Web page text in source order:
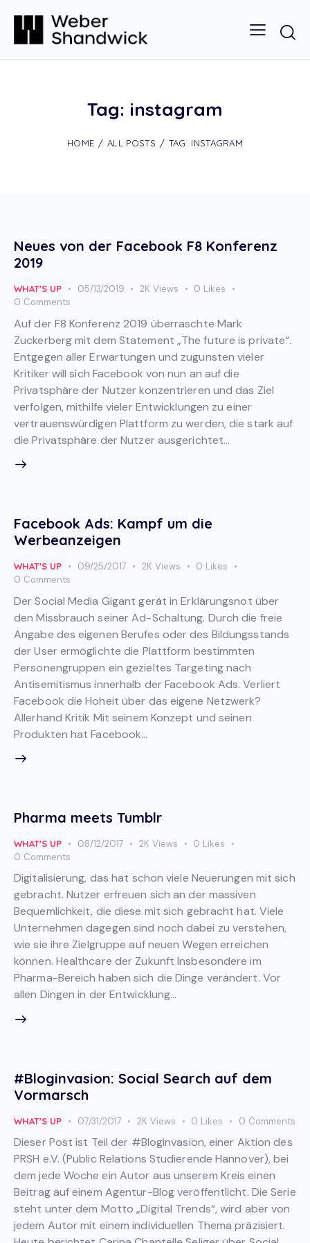
Tag: instagram
HOME ALL POSTS TAG: INSTAGRAM
Neues von der Facebook F8 Konferenz
2019
WHAT'S UP 05/13/2019 2K Views 0 Likes
0 Comments
Auf der F8 Konferenz 2019 überraschte Mark
Zuckerberg mit dem Statement „The future is private“.
Entgegen aller Erwartungen und zugunsten vieler
Kritiker will sich Facebook von nun an auf die
Privatsphäre der Nutzer konzentrieren und das Ziel
verfolgen, mithilfe vieler Entwicklungen zu einer
vertrauenswürdigen Plattform zu werden, die stark auf
die Privatsphäre der Nutzer ausgerichtet…
Facebook Ads: Kampf um die
Werbeanzeigen
WHAT'S UP 09/25/2017 2K Views 0 Likes
0 Comments
Der Social Media Gigant gerät in Erklärungsnot über
den Missbrauch seiner Ad-Schaltung. Durch die freie
Angabe des eigenen Berufes oder des Bildungsstands
der User ermöglichte die Plattform bestimmten
Personengruppen ein gezieltes Targeting nach
Antisemitismus innerhalb der Facebook Ads. Verliert
Facebook die Hoheit über das eigene Netzwerk?
Allerhand Kritik Mit seinem Konzept und seinen
Produkten hat Facebook…
Pharma meets Tumblr
WHAT'S UP 08/12/2017 2K Views 0 Likes
0 Comments
Digitalisierung, das hat schon viele Neuerungen mit sich
gebracht. Nutzer erfreuen sich an der massiven
Bequemlichkeit, die diese mit sich gebracht hat. Viele
Unternehmen dagegen sind noch dabei zu verstehen,
wie sie ihre Zielgruppe auf neuen Wegen erreichen
können. Healthcare der Zukunft Insbesondere im
Pharma-Bereich haben sich die Dinge verändert. Vor
allen Dingen in der Entwicklung…
#Bloginvasion: Social Search auf dem
Vormarsch
WHAT'S UP 07/31/2017 2K Views 0 Likes 0 Comments
Dieser Post ist Teil der #Bloginvasion, einer Aktion des
PRSH e.V. (Public Relations Studierende Hannover), bei
dem jede Woche ein Autor aus unserem Kreis einen
Beitrag auf einem Agentur-Blog veröffentlicht. Die Serie
steht unter dem Motto „Digital Trends“, wird aber von
jedem Autor mit einem individuellen Thema präzisiert.